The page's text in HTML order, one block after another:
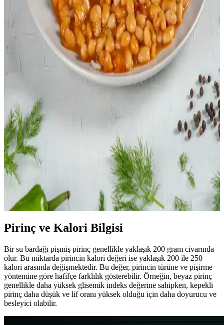
Fasulye ve Kuruyemek Alerjisi Olanlar İçin Pratik
Pirinç Bazlı Yemek Tarifleri
Fasulye ve kuruyemek alerjisi olanlar için pirinçle hazırlanan sebze
ve protein kombinasyonlarıyla pratik, besleyici yemek tarifleri
sunuluyor. Farklı pişirme yöntemleriyle çeşitlilik sağlanır.
Uygun Fiyatlı Ev Yapımı Risotto: Basit Malzemelerle
Ekonomik ve Lezzetli Yemek
Basit malzemelerle hazırlanan ev yapımı risotto, ekonomik zorluklar
yaşayanlar için besleyici ve doyurucu bir alternatif sunar. Tarif, sabır
ve dikkat gerektirir, lezzeti artırmak için çeşitli öneriler içerir.
Pirinç ve Fasulye Ağırlıklı Yemekler: Kültürel
Tarifler ve Besleyici Aile Seçenekleri
Pirinç ve fasulye, çeşitli kültürlerde farklı tariflerle hazırlanarak
dengeli ve besleyici aile yemekleri sunar. Etli veya etsiz seçeneklerle
sebzeler ve baharatlarla zenginleştirilir.
Pirinç ve Kalori Bilgisi
Bir su bardağı pişmiş pirinç genellikle yaklaşık 200 gram civarında
olur. Bu miktarda pirincin kalori değeri ise yaklaşık 200 ile 250
kalori arasında değişmektedir. Bu değer, pirincin türüne ve pişirme
yöntemine göre hafifçe farklılık gösterebilir. Örneğin, beyaz pirinç
genellikle daha yüksek glisemik indeks değerine sahipken, kepekli
pirinç daha düşük ve lif oranı yüksek olduğu için daha doyurucu ve
besleyici olabilir.